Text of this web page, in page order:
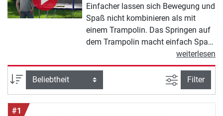
Einfacher lassen sich Bewegung und
Spaß nicht kombinieren als mit
einem Trampolin. Das Springen auf
dem Trampolin macht einfach Spaß
und lockt auch Bewegungsmuffel im
Sommer nach draußen. Neben dem
Spaß bringen Outdoor Trampoline
noch einen weiteren Vorteil:
Bewegung. Trampolinspringen ist
weiterlesen
Sortierung Ansicht
Filter
#1